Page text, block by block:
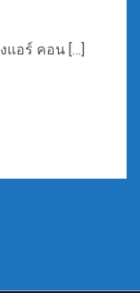
แอร์ คอน […]